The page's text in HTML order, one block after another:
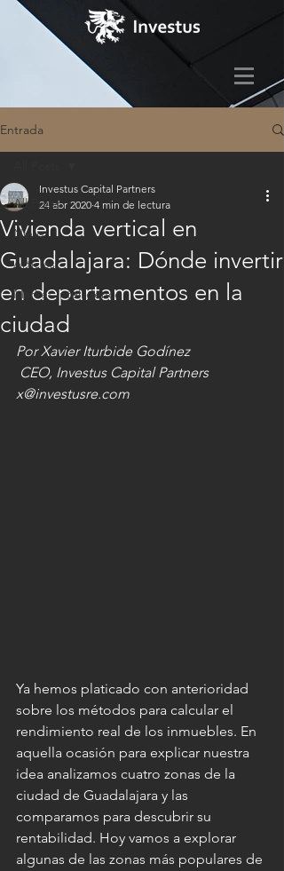
Entrada
All Posts
News
Articles
Market Intelligence
Vivienda vertical en
Guadalajara: Dónde invertir
en departamentos en la
ciudad
Investus Capital Partners
24 abr 2020 4 min de lectura
Por Xavier Iturbide Godínez
CEO, Investus Capital Partners
x@investusre.com
Ya hemos platicado con anterioridad
sobre los métodos para calcular el
rendimiento real de los inmuebles. En
aquella ocasión para explicar nuestra
idea analizamos cuatro zonas de la
ciudad de Guadalajara y las
comparamos para descubrir su
rentabilidad. Hoy vamos a explorar
algunas de las zonas más populares de